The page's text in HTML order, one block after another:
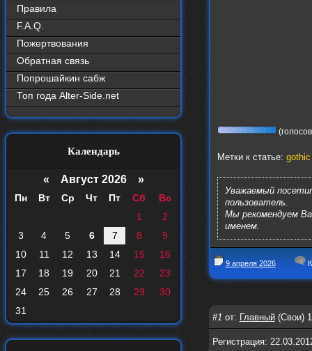
Правила
F.A.Q.
Пожертвования
Обратная связь
Попрошайкин сабж
Топ года Alter-Side.net
Календарь
« Август 2026 »
Пн Вт Ср Чт Пт Сб
Вс
1
2
3
4 5 6 7 8
9
10
11 12 13 14 15
16
17
18 19 20 21 22
23
24
25 26 27 28 29
30
31
Метки к статье:
Уважаемый
пользователь.
Мы рекомендуем
именем.
9 апреля 2026
#1 от: Главный(Свои)
Регистрация: